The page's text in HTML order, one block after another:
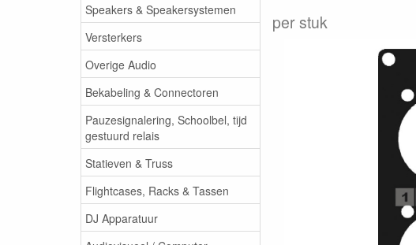
Speakers & Speakersystemen
Versterkers
Overige Audio
Bekabeling & Connectoren
Pauzesignalering, Schoolbel, tijd
gestuurd relais
Statieven & Truss
Flightcases, Racks & Tassen
DJ Apparatuur
per stuk